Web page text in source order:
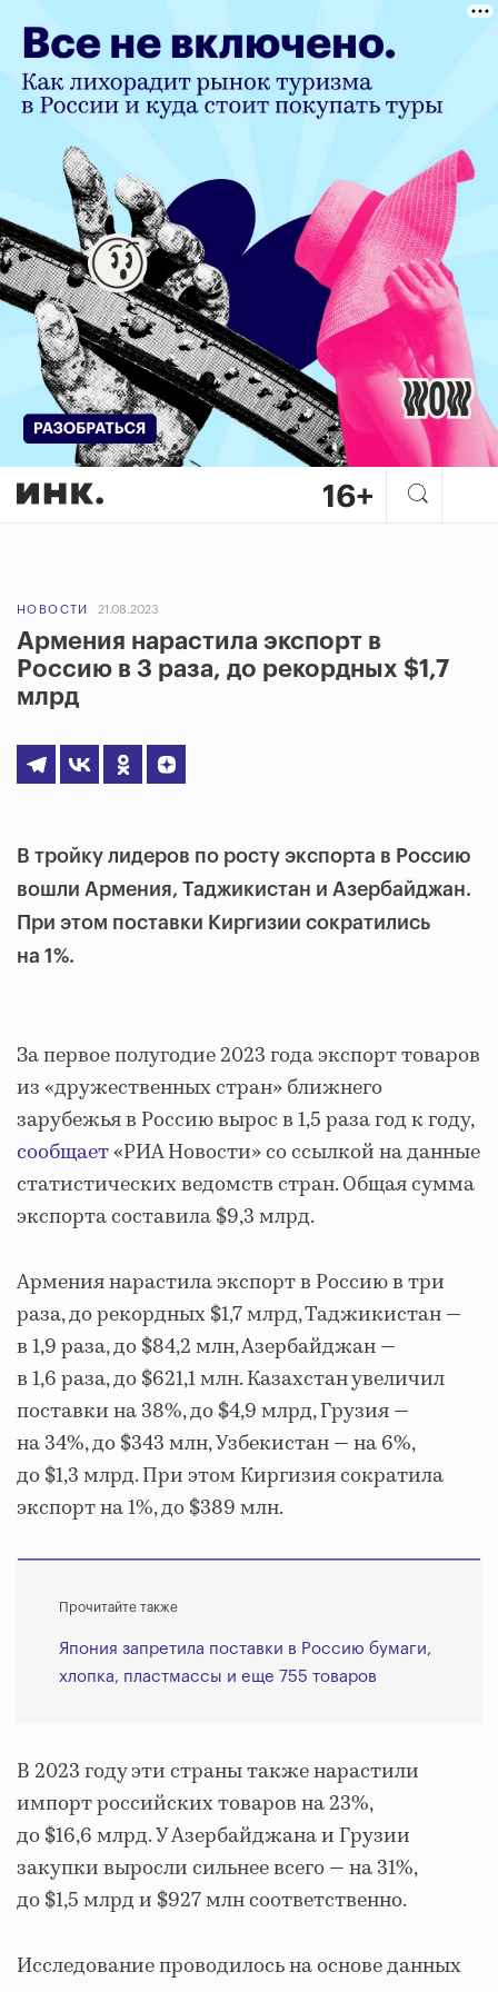
НОВОСТИ 21.08.2023
Армения нарастила экспорт в
Россию в 3 раза, до рекордных $1,7
млрд
В тройку лидеров по росту экспорта в Россию
вошли Армения, Таджикистан и Азербайджан.
При этом поставки Киргизии сократились
на 1%.
За первое полугодие 2023 года экспорт товаров
из «дружественных стран» ближнего
зарубежья в Россию вырос в 1,5 раза год к году,
сообщает«РИА Новости» со ссылкой на данные
статистических ведомств стран. Общая сумма
экспорта составила $9,3 млрд.
Армения нарастила экспорт в Россию в три
раза, до рекордных $1,7 млрд, Таджикистан —
в 1,9 раза, до $84,2 млн, Азербайджан —
в 1,6 раза, до $621,1 млн. Казахстан увеличил
поставки на 38%, до $4,9 млрд, Грузия —
на 34%, до $343 млн, Узбекистан — на 6%,
до $1,3 млрд. При этом Киргизия сократила
экспорт на 1%, до $389 млн.
Прочитайте также
Япония запретила поставки в Россию бумаги,
хлопка, пластмассы и еще 755 товаров
В 2023 году эти страны также нарастили
импорт российских товаров на 23%,
до $16,6 млрд. У Азербайджана и Грузии
закупки выросли сильнее всего — на 31%,
до $1,5 млрд и $927 млн соответственно.
Исследование проводилось на основе данных